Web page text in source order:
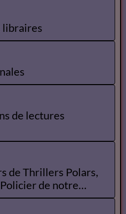
libraires
de lectures
de Thrillers Polars,
de notre